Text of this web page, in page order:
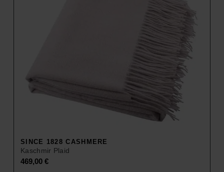
SINCE 1828 CASHMERE
Kaschmir Plaid
469,00 €